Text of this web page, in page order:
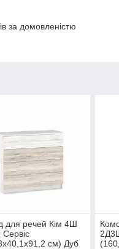
за домовленістю
для речей Кім 4Ш
Сервіс
см) Дуб